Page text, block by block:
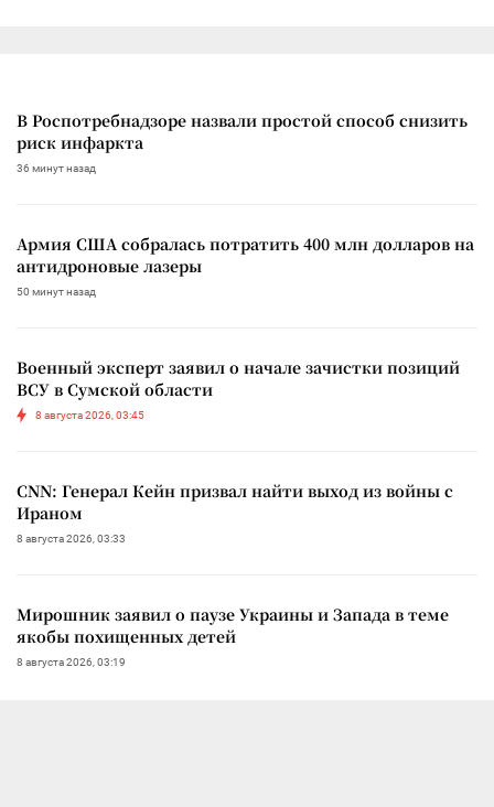
В Роспотребнадзоре назвали простой способ снизить
риск инфаркта
36 минут назад
Армия США собралась потратить 400 млн долларов на
антидроновые лазеры
50 минут назад
Военный эксперт заявил о начале зачистки позиций
ВСУ в Сумской области
8 августа 2026, 03:45
CNN: Генерал Кейн призвал найти выход из войны с
Ираном
8 августа 2026, 03:33
Мирошник заявил о паузе Украины и Запада в теме
якобы похищенных детей
8 августа 2026, 03:19